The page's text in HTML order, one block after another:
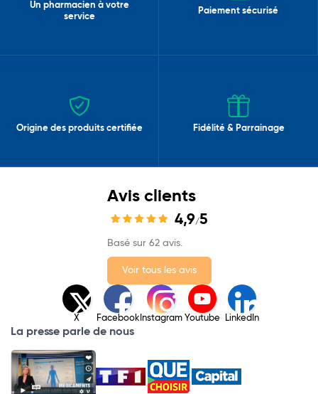
Un pharmacien à votre
service
Paiement sécurisé
Origine des produits certifiée Fidélité & Parrainage
Avis clients
4,9/5
Basé sur 62 avis.
Voir tous les avis
X Facebook Instagram Youtube LinkedIn
La presse parle de nous